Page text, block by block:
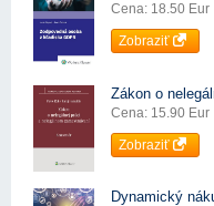
Cena: 18.50 Eur
Zobraziť
Zákon o
Cena: 15.90 Eur
Zobraziť
Dynamický